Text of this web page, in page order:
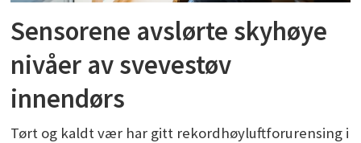
Sensorene avslørte skyhøye
nivåer av svevestøv
innendørs
Tørt og kaldt vær har gitt rekordhøyluftforurensing i